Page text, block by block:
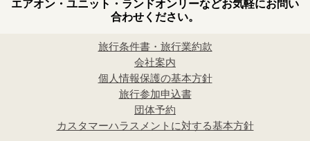
エアオン・ユニット・ランドオンリーなどお気軽にお問い
合わせください。
旅行条件書・旅行業約款
会社案内
個人情報保護の基本方針
旅行参加申込書
団体予約
カスタマーハラスメントに対する基本方針